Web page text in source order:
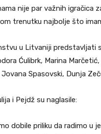
nije par važnih igračica
trenutku najbolje što
u Litvaniji predstavljati
Ćulibrk, Marina
Spasovski, Dunja
i Pejdž su naglasile:
dobile priliku da radimo u